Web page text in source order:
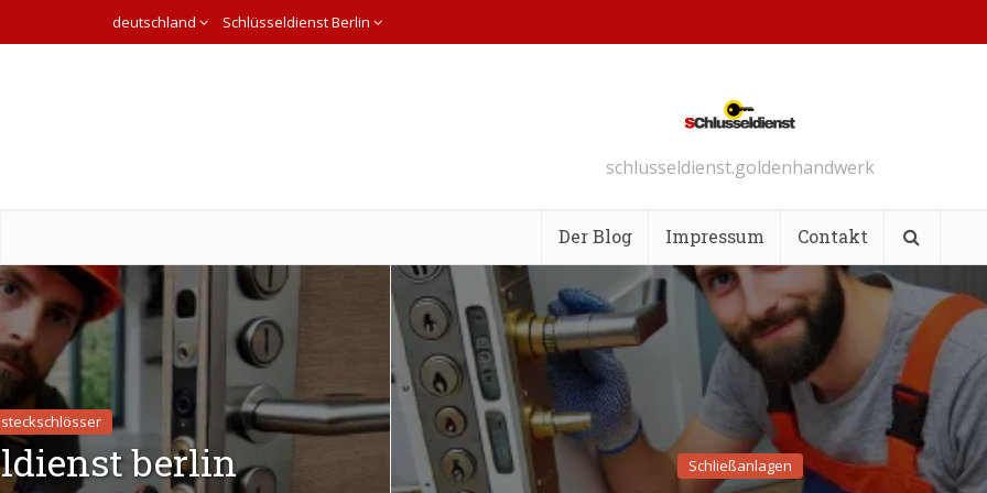
deutschland Schlüsseldienst Berlin
schlusseldienst.goldenhandwerk
Der Blog Impressum Contakt
berlin
Schließanlagen